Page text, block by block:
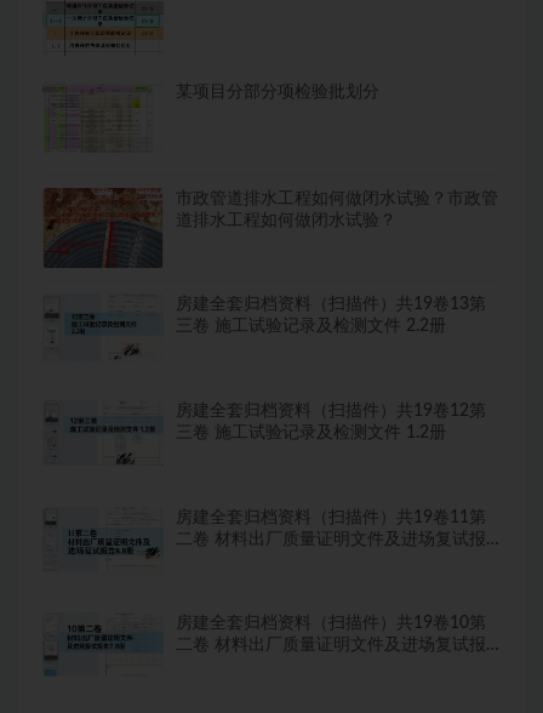
某项目分部分项检验批划分
市政管道排水工程如何做闭水试验？市政管
道排水工程如何做闭水试验？
房建全套归档资料（扫描件）共19卷13第
三卷 施工试验记录及检测文件 2.2册
房建全套归档资料（扫描件）共19卷12第
三卷 施工试验记录及检测文件 1.2册
房建全套归档资料（扫描件）共19卷11第
二卷 材料出厂质量证明文件及进场复试报
房建全套归档资料（扫描件）共19卷10第
二卷 材料出厂质量证明文件及进场复试报